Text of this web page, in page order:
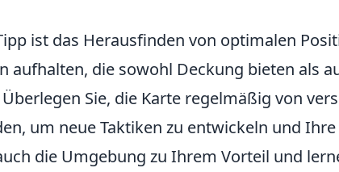
ist das Herausfinden von optimalen
aufhalten, die sowohl Deckung bieten als
Sie, die Karte regelmäßig von
um neue Taktiken zu entwickeln und
die Umgebung zu Ihrem Vorteil und